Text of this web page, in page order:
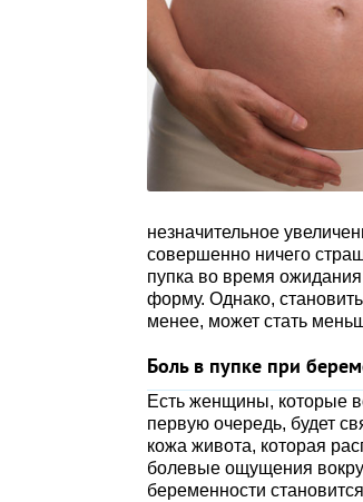
незначительное
совершенно ничего
пупка во время
форму. Однако,
менее, может стать
Боль в пупке при
Есть женщины, которые
первую очередь, будет
кожа живота, которая
болевые ощущения
беременности